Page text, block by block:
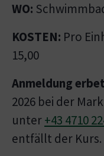
WO:
KOSTEN: Pro
15,00
Anmeldung
2026 bei der
unter+43 4710
entfällt der Kurs.